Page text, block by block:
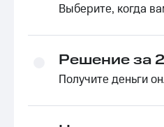
Выберите, когда
Решение за
Получите деньги